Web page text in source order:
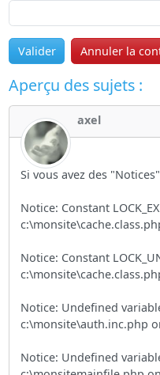
Valider Annuler la
Aperçu des sujets :
axel
Si vous avez des
Notice: Constant
Notice: Constant
Notice: Undefined
c:\monsite\auth.inc.php
Notice: Undefined